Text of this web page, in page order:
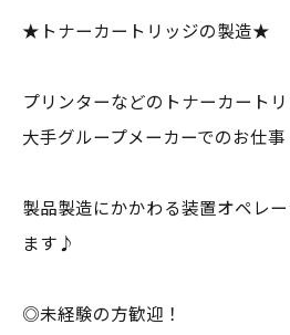
★トナーカートリッジの製造★
プリンターなどのトナーカート
大手グループメーカーでのお仕事
製品製造にかかわる装置オペレ
ます♪
◎未経験の方歓迎！